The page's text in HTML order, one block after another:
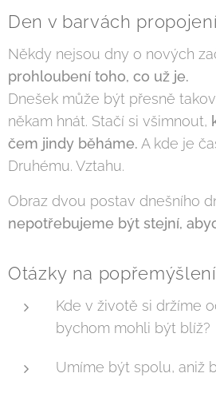
Den v barvách
Někdy nejsou dny o nových
prohloubení toho, co už je.
Dnešek může být přesně
někam hnát. Stačí si všimnout,
čem jindy běháme. A kde je
Druhému. Vztahu.
Obraz dvou postav dnešního
nepotřebujeme být stejní,
Otázky na
Kde v životě si držíme
bychom mohli být blíž?
Umíme být spolu, aniž